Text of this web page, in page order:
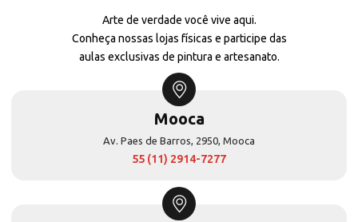
Arte de verdade você vive aqui.
Conheça nossas lojas físicas e participe das
aulas exclusivas de pintura e artesanato.
Mooca
Av. Paes de Barros, 2950, Mooca
55 (11) 2914-7277